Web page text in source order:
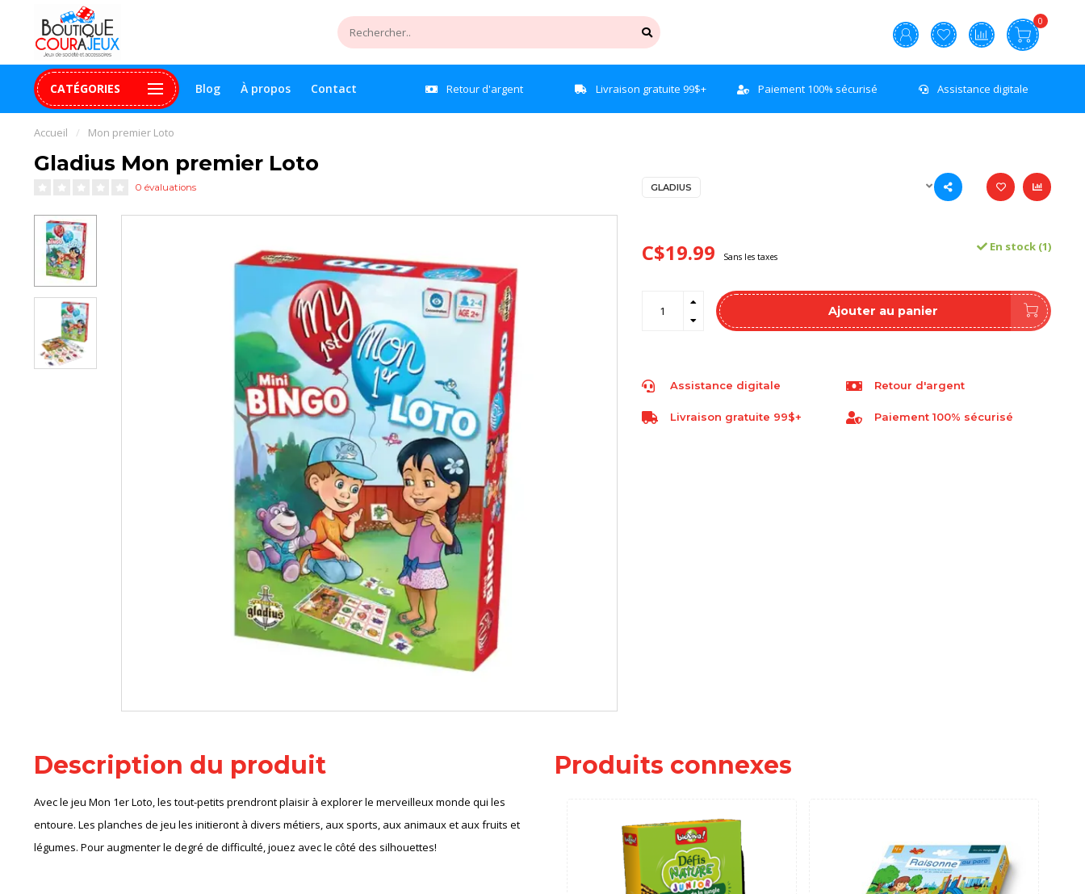
0
CATÉGORIES Blog À propos Contact
99$+ Paiement 100% sécurisé Assistance digitale Retour d'argent Livraison gratuite 99$+ Paiement 100% sécurisé Assistance digitale
Accueil / Mon premier Loto
Gladius Mon premier Loto
0 évaluations GLADIUS
C$19.99 Sans les taxes
En stock (1)
Ajouter au panier
Assistance digitale Retour d'argent
Livraison gratuite 99$+ Paiement 100% sécurisé
Description du produit
Avec le jeu Mon 1er Loto, les tout-petits prendront plaisir à explorer le merveilleux monde qui les
entoure. Les planches de jeu les initieront à divers métiers, aux sports, aux animaux et aux fruits et
légumes. Pour augmenter le degré de difficulté, jouez avec le côté des silhouettes!
Produits connexes